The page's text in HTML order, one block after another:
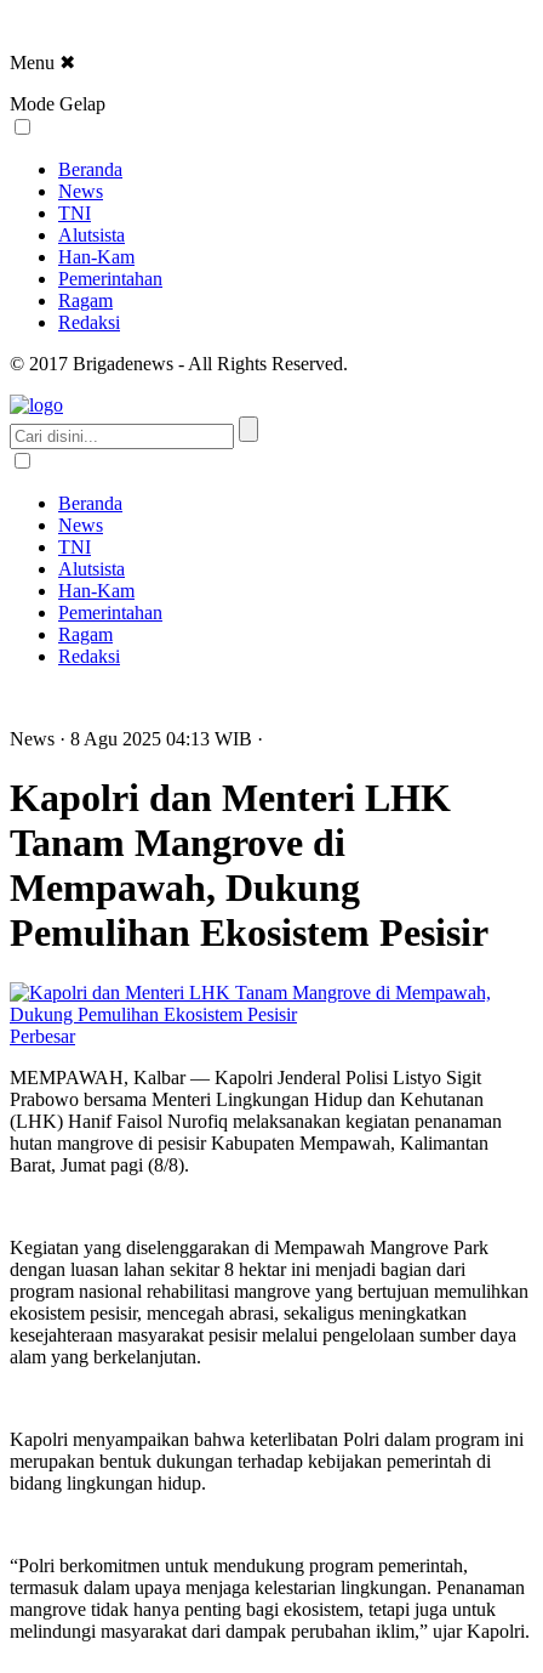
Menu ✖
Mode Gelap
Beranda
News
TNI
Alutsista
Han-Kam
Pemerintahan
Ragam
Redaksi
© 2017 Brigadenews - All Rights Reserved.
Beranda
News
TNI
Alutsista
Han-Kam
Pemerintahan
Ragam
Redaksi
News · 8 Agu 2025 04:13 WIB ·
Kapolri dan Menteri LHK
Tanam Mangrove di
Mempawah, Dukung
Pemulihan Ekosistem Pesisir
Perbesar
MEMPAWAH, Kalbar — Kapolri Jenderal Polisi Listyo Sigit
Prabowo bersama Menteri Lingkungan Hidup dan Kehutanan
(LHK) Hanif Faisol Nurofiq melaksanakan kegiatan penanaman
hutan mangrove di pesisir Kabupaten Mempawah, Kalimantan
Barat, Jumat pagi (8/8).
Kegiatan yang diselenggarakan di Mempawah Mangrove Park
dengan luasan lahan sekitar 8 hektar ini menjadi bagian dari
program nasional rehabilitasi mangrove yang bertujuan memulihkan
ekosistem pesisir, mencegah abrasi, sekaligus meningkatkan
kesejahteraan masyarakat pesisir melalui pengelolaan sumber daya
alam yang berkelanjutan.
Kapolri menyampaikan bahwa keterlibatan Polri dalam program ini
merupakan bentuk dukungan terhadap kebijakan pemerintah di
bidang lingkungan hidup.
“Polri berkomitmen untuk mendukung program pemerintah,
termasuk dalam upaya menjaga kelestarian lingkungan. Penanaman
mangrove tidak hanya penting bagi ekosistem, tetapi juga untuk
melindungi masyarakat dari dampak perubahan iklim,” ujar Kapolri.